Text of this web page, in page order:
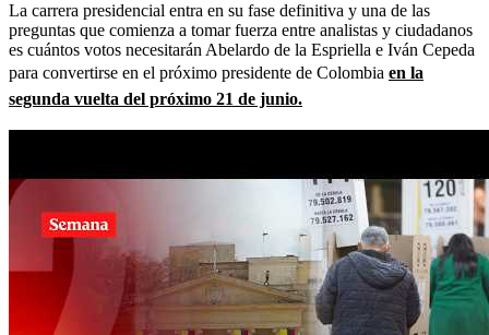
La carrera presidencial entra en su fase definitiva y una de las
preguntas que comienza a tomar fuerza entre analistas y ciudadanos
es cuántos votos necesitarán Abelardo de la Espriella e Iván Cepeda
para convertirse en el próximo presidente de Colombia en la
segunda vuelta del próximo 21 de junio.